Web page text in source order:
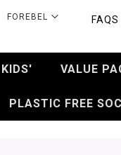
SELECT
FOREBEL FAQS
KIDS' VALUE
PLASTIC FREE